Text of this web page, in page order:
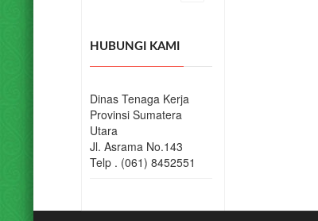
HUBUNGI KAMI
Dinas Tenaga Kerja
Provinsi Sumatera
Utara
Jl. Asrama No.143
Telp . (061) 8452551